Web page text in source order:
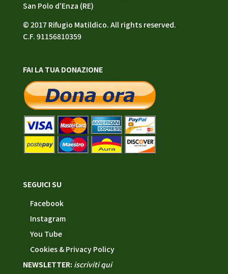
San Polo d’Enza (RE)
© 2017 Rifugio Matildico. All rights reserved.
C.F. 91156810359
FAI LA TUA DONAZIONE
SEGUICI SU
Facebook
Instagram
You Tube
Cookies & Privacy Policy
NEWSLETTER: iscriviti qui